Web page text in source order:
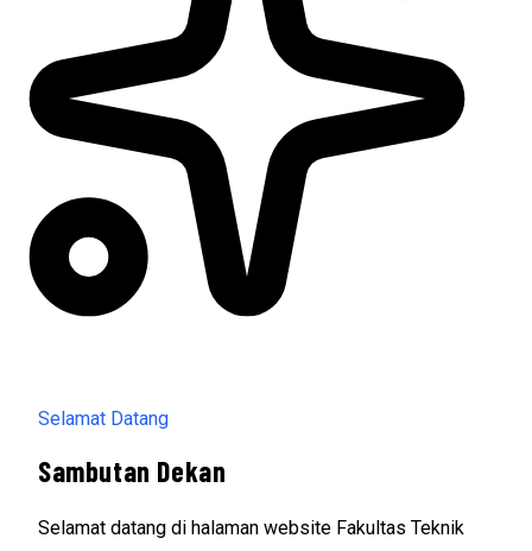
Selamat Datang
Sambutan Dekan
Selamat datang di halaman website Fakultas Teknik